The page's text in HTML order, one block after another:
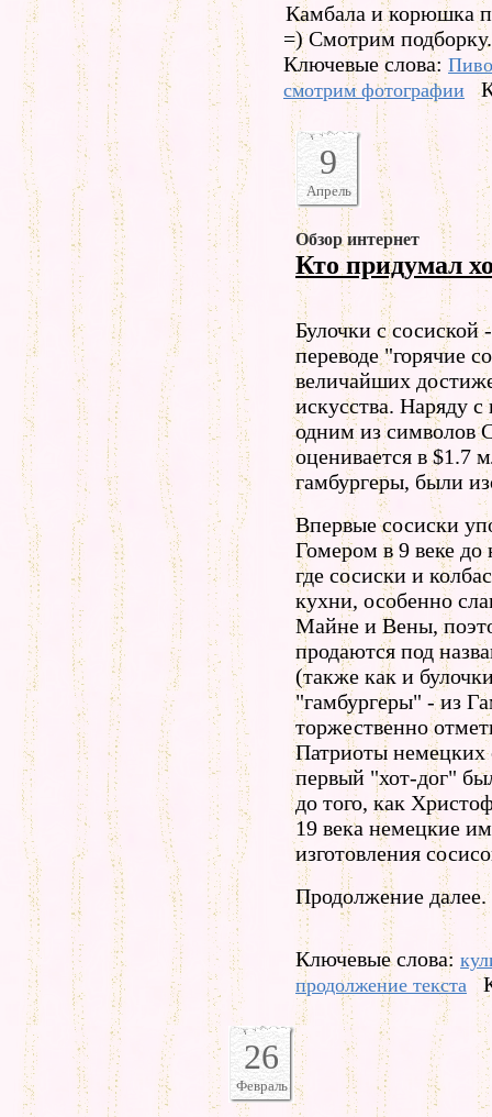
Камбала и корюшка
=) Смотрим подборку.
Ключевые слова: Пиво
смотрим фотографии
9
Апрель
Обзор интернет
Кто придумал
Булочки с
переводе "горячие
величайших
искусства. Наряду
одним из
оценивается в $1.7
гамбургеры, были
Впервые сосиски
Гомером в 9 веке
где сосиски и
кухни, особенно
Майне и Вены,
продаются под
(также как и
"гамбургеры" - из
торжественно
Патриоты немецких
первый "хот-дог"
до того, как
19 века немецкие
изготовления
Продолжение далее.
Ключевые слова:
продолжение текста
26
Февраль